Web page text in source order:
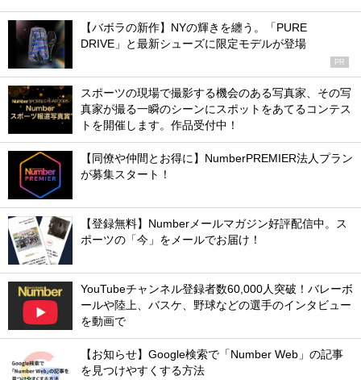
【バボラの新作】NYの輝きを纏う。「PURE
DRIVE」と最新シューズに限定モデルが登場
PR
スポーツの現場で撮影する機会のある写真家、その写
真家が撮る一瞬のシーンにスポットをあてるコンテス
トを開催します。作品受付中！
【同僚や仲間とお得に】NumberPREMIER法人プラン
が募集スタート！
【登録無料】Numberメールマガジン好評配信中。ス
ポーツの「今」をメールでお届け！
YouTubeチャンネル登録者数60,000人突破！バレーボ
ールや陸上、バスケ、野球などの選手のインタビュー
を動画で
【お知らせ】Google検索で「Number Web」の記事
を見つけやすくする方法